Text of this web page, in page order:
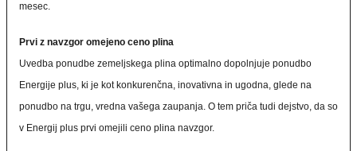
mesec.
Prvi z navzgor omejeno ceno plina
Uvedba ponudbe zemeljskega plina optimalno dopolnjuje ponudbo
Energije plus, ki je kot konkurenčna, inovativna in ugodna, glede na
ponudbo na trgu, vredna vašega zaupanja. O tem priča tudi dejstvo, da so
v Energij plus prvi omejili ceno plina navzgor.